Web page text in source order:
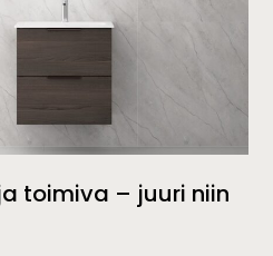
toimiva – juuri niin